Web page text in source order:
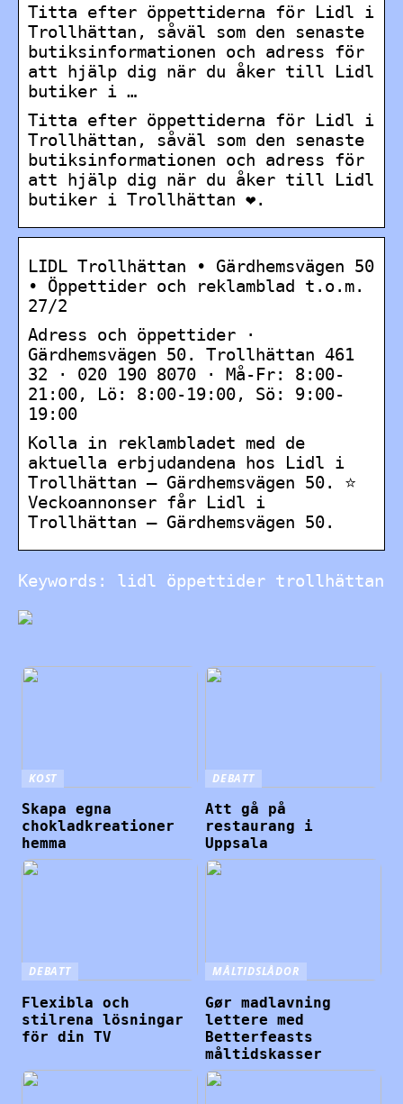
Titta efter öppettiderna för Lidl i
Trollhättan, såväl som den senaste
butiksinformationen och adress för
att hjälp dig när du åker till Lidl
butiker i …
Titta efter öppettiderna för Lidl i
Trollhättan, såväl som den senaste
butiksinformationen och adress för
att hjälp dig när du åker till Lidl
butiker i Trollhättan ❤.
LIDL Trollhättan • Gärdhemsvägen 50
• Öppettider och reklamblad t.o.m.
27/2
Adress och öppettider ·
Gärdhemsvägen 50. Trollhättan 461
32 · 020 190 8070 · Må-Fr: 8:00-
21:00, Lö: 8:00-19:00, Sö: 9:00-
19:00
Kolla in reklambladet med de
aktuella erbjudandena hos Lidl i
Trollhättan – Gärdhemsvägen 50. ⭐
Veckoannonser får Lidl i
Trollhättan – Gärdhemsvägen 50.
Keywords: lidl öppettider trollhättan
KOST
Skapa egna
chokladkreationer
hemma
DEBATT
Att gå på
restaurang i
Uppsala
DEBATT
Flexibla och
stilrena lösningar
för din TV
MÅLTIDSLÅDOR
Gør madlavning
lettere med
Betterfeasts
måltidskasser